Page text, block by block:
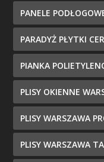
PANELE
PARADYŻ PŁYTKI
PIANKA
PLISY OKIENNE
PLISY WARSZAWA
PLISY WARSZAWA